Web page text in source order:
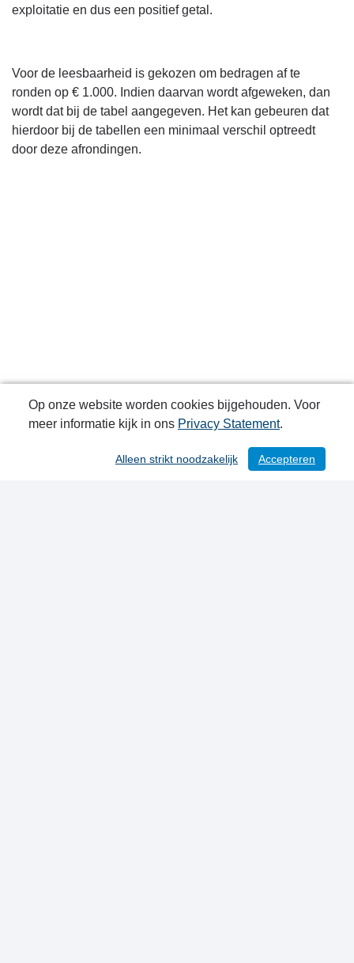
exploitatie en dus een positief getal.
Voor de leesbaarheid is gekozen om bedragen af te
ronden op € 1.000. Indien daarvan wordt afgeweken, dan
wordt dat bij de tabel aangegeven. Het kan gebeuren dat
hierdoor bij de tabellen een minimaal verschil optreedt
door deze afrondingen.
/ 116
Op onze website worden cookies bijgehouden. Voor
meer informatie kijk in ons Privacy Statement.
Accepteren
Alleen strikt noodzakelijk